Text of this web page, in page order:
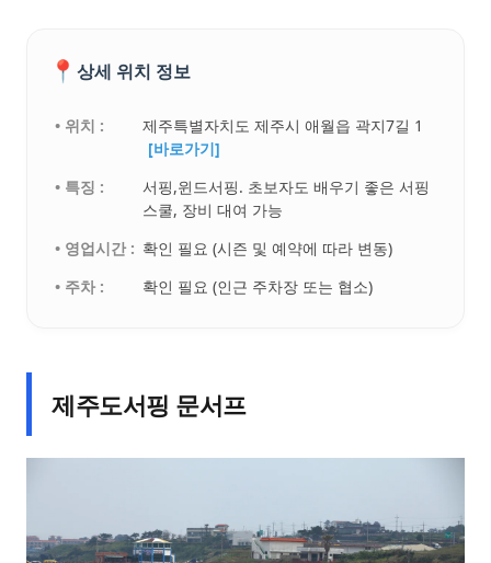
📍 상세 위치 정보
• 위치 :
제주특별자치도 제주시 애월읍 곽지7길 1
[바로가기]
• 특징 :
서핑,윈드서핑. 초보자도 배우기 좋은 서핑
스쿨, 장비 대여 가능
• 영업시간 : 확인 필요 (시즌 및 예약에 따라 변동)
• 주차 :
확인 필요 (인근 주차장 또는 협소)
제주도서핑 문서프